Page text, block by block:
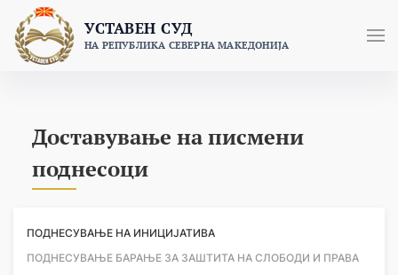
content
УСТАВЕН СУД
НА РЕПУБЛИКА СЕВЕРНА МАКЕДОНИЈА
Доставување на писмени
поднесоци
ПОДНЕСУВАЊЕ НА ИНИЦИЈАТИВА
ПОДНЕСУВАЊЕ БАРАЊЕ ЗА ЗАШТИТА НА СЛОБОДИ И ПРАВА